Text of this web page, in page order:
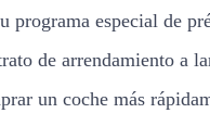
especial de
de arrendamiento a
un coche más